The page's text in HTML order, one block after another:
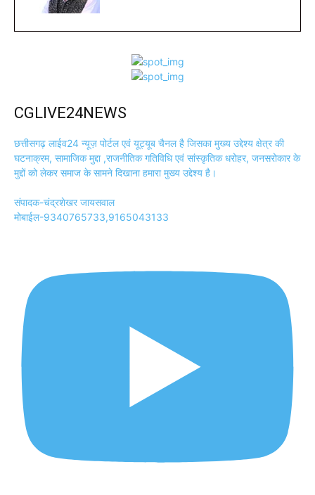
CGLIVE24NEWS
छत्तीसगढ़ लाईव24 न्यूज़ पोर्टल एवं यूट्यूब चैनल है जिसका मुख्य उद्देश्य क्षेत्र की
घटनाक्रम, सामाजिक मुद्दा ,राजनीतिक गतिविधि एवं सांस्कृतिक धरोहर, जनसरोकार के
मुद्दों को लेकर समाज के सामने दिखाना हमारा मुख्य उद्देश्य है।
संपादक-चंद्रशेखर जायसवाल
मोबाईल-9340765733,9165043133